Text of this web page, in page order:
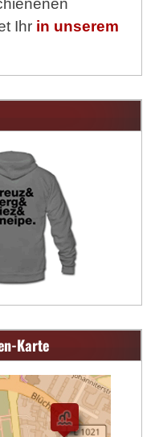
Ihr in unserem
Karte